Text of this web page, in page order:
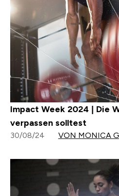
Impact Week 2024 | Die
verpassen solltest
30/08/24 VON MONICA